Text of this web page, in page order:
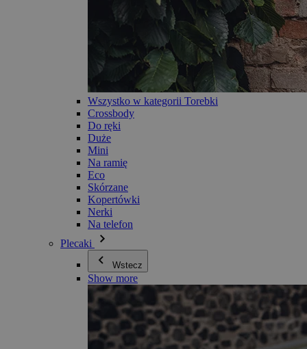
Wszystko w kategorii Torebki
Crossbody
Do ręki
Duże
Mini
Na ramię
Eco
Skórzane
Kopertówki
Nerki
Na telefon
Plecaki
Wstecz
Show more